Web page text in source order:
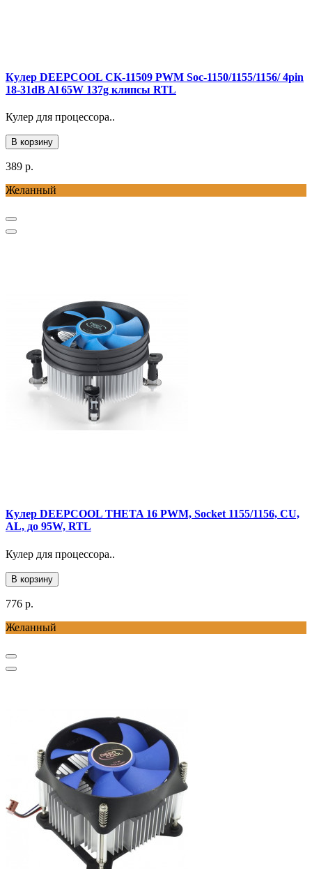
Кулер DEEPCOOL CK-11509 PWM Soc-1150/1155/1156/ 4pin
18-31dB Al 65W 137g клипсы RTL
Кулер для процессора..
В корзину
389 р.
Желанный
Кулер DEEPCOOL THETA 16 PWM, Socket 1155/1156, CU,
AL, до 95W, RTL
Кулер для процессора..
В корзину
776 р.
Желанный